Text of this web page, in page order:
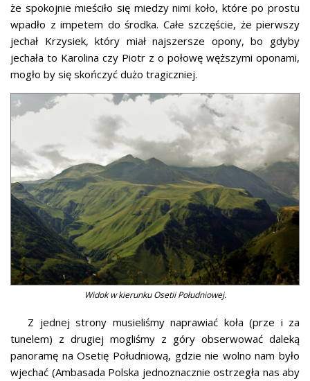
że spokojnie mieściło się miedzy nimi koło, które po prostu
wpadło z impetem do środka. Całe szczęście, że pierwszy
jechał Krzysiek, który miał najszersze opony, bo gdyby
jechała to Karolina czy Piotr z o połowę węższymi oponami,
mogło by się skończyć dużo tragiczniej.
Widok w kierunku Osetii Południowej.
Z jednej strony musieliśmy naprawiać koła (prze i za
tunelem) z drugiej mogliśmy z góry obserwować daleką
panoramę na Osetię Południową, gdzie nie wolno nam było
wjechać (Ambasada Polska jednoznacznie ostrzegła nas aby